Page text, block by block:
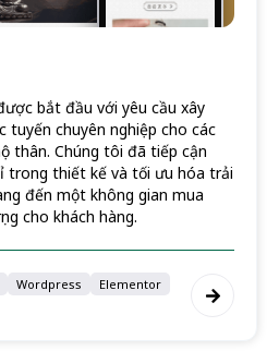
bắt đầu với yêu cầu xây
chuyên nghiệp cho các
thân. Chúng tôi đã tiếp cận
trong thiết kế và tối ưu hóa trải
đến một không gian mua
cho khách hàng.
Wordpress
Elementor